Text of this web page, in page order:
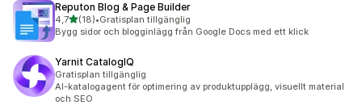
Reputon Blog & Page Builder
4,7av 5 stjärnor
(18)
18 recensioner totalt
•Gratisplan tillgänglig
Bygg sidor och blogginlägg från Google Docs med ett klick
Yarnit CatalogIQ
Gratisplan tillgänglig
AI-katalogagent för optimering av produktupplägg, visuellt material
och SEO